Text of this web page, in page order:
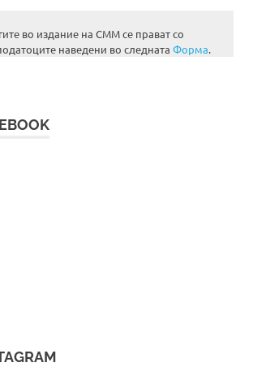
во издание на СММ се прават со
наведени во следната Форма.